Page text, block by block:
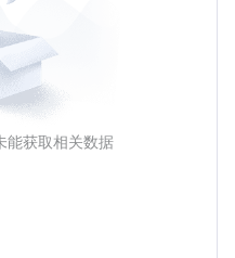
能获取相关数据